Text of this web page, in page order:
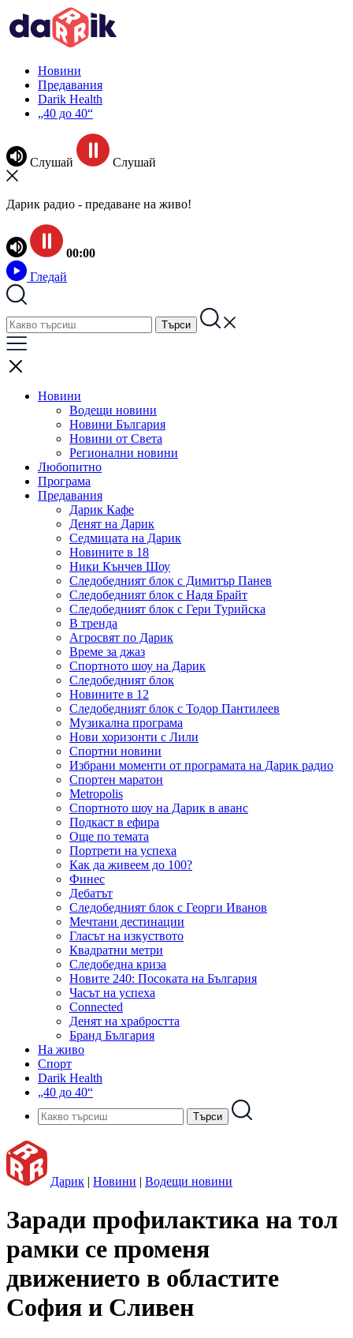
Новини
Предавания
Darik Health
„40 до 40“
Слушай Слушай
Дарик радио - предаване на живо!
00:00
Гледай
Новини
Водещи новини
Новини България
Новини от Света
Регионални новини
Любопитно
Програма
Предавания
Дарик Кафе
Денят на Дарик
Седмицата на Дарик
Новините в 18
Ники Кънчев Шоу
Следобедният блок с Димитър Панев
Следобедният блок с Надя Брайт
Следобедният блок с Гери Турийска
В тренда
Агросвят по Дарик
Време за джаз
Спортното шоу на Дарик
Следобедният блок
Новините в 12
Следобедният блок с Тодор Пантилеев
Музикална програма
Нови хоризонти с Лили
Спортни новини
Избрани моменти от програмата на Дарик радио
Спортен маратон
Metropolis
Спортното шоу на Дарик в аванс
Подкаст в ефира
Още по темата
Портрети на успеха
Как да живеем до 100?
Финес
Дебатът
Следобедният блок с Георги Иванов
Мечтани дестинации
Гласът на изкуството
Квадратни метри
Следобедна криза
Новите 240: Посоката на България
Часът на успеха
Connected
Денят на храбростта
Бранд България
На живо
Спорт
Darik Health
„40 до 40“
Дарик | Новини | Водещи новини
Заради профилактика на тол
рамки се променя
движението в областите
София и Сливен